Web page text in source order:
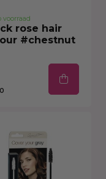
voorraad
rose hair
#chestnut